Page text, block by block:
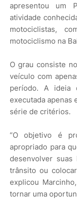
apresentou um
atividade
motociclistas,
motociclismo na
O grau consiste
veículo com
período. A ideia
executada apenas
série de critérios.
“O objetivo é
apropriado para
desenvolver
trânsito ou
explicou
tornar uma